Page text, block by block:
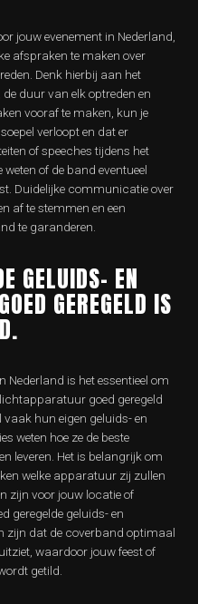
jouw evenement in Nederland,
afspraken te maken over
Denk hierbij aan het
duur van elk optreden en
vooraf te maken, kun je
verloopt en dat er
of speeches tijdens het
of de band eventueel
Duidelijke communicatie over
af te stemmen en een
te garanderen.
GELUIDS- EN
GEREGELD IS
Nederland is het essentieel om
goed geregeld
hun eigen geluids- en
weten hoe ze de beste
leveren. Het is belangrijk om
welke apparatuur zij zullen
zijn voor jouw locatie of
geregelde geluids- en
zijn dat de coverband optimaal
waardoor jouw feest of
getild.